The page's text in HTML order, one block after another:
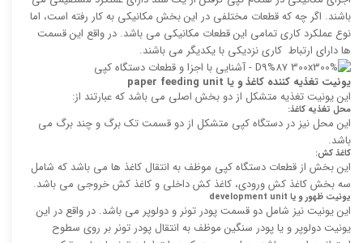
باشند. اگر چه که قطعات مختلفی در این بخش مکانیکی به کار رفته است، اما
نوع عملکرد کاری تمامی این قطعات مکانیکی می باشد. در واقع این قسمت
ها دارای ارتباط کاری نزدیکی با یکدیگر می باشند.
یونیت تغذیه کننده کاغذ و یا paper feeding unit
این یونیت تغذیه متشکل از دو بخش اصلی می باشد که عبارتند از:
محل تغذیه کاغذ:
این محل نیز در دستگاه کپی متشکل از دو قسمت تک برگ و چند برگ می
باشد.
کاغذ کش:
این بخش از قطعات دستگاه کپی موظف به انتقال کاغذ ها می باشد که شامل
سه بخش کاغذ کش ورودی، کاغذ کش داخلی و کاغذ کش خروجی می باشد.
یونیت ظهور و یا development unit
این یونیت نیز شامل دو قسمت پودر تونر و دولوپر می باشد. در واقع در این
یونیت دولوپر و یا پودر سنگین موظف به انتقال پودر تونر بر روی سطوح